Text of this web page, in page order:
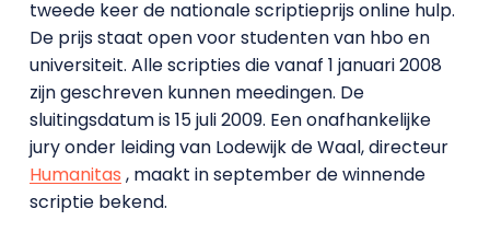
tweede keer de nationale scriptieprijs online hulp.
De prijs staat open voor studenten van hbo en
universiteit. Alle scripties die vanaf 1 januari 2008
zijn geschreven kunnen meedingen. De
sluitingsdatum is 15 juli 2009. Een onafhankelijke
jury onder leiding van Lodewijk de Waal, directeur
Humanitas , maakt in september de winnende
scriptie bekend.